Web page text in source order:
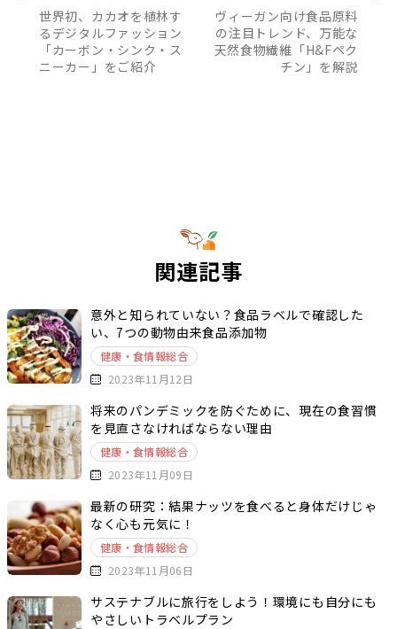
世界初、カカオを植林す
るデジタルファッション
「カーボン・シンク・ス
ニーカー」をご紹介
ヴィーガン向け食品原料
の注目トレンド、万能な
天然食物繊維「H&Fペク
チン」を解説
関連記事
意外と知られていない？食品ラベルで確認した
い、7つの動物由来食品添加物
健康・食情報総合
2023年11月12日
将来のパンデミックを防ぐために、現在の食習慣
を見直さなければならない理由
健康・食情報総合
2023年11月09日
最新の研究：結果ナッツを食べると身体だけじゃ
なく心も元気に！
健康・食情報総合
2023年11月06日
サステナブルに旅行をしよう！環境にも自分にも
やさしいトラベルプラン